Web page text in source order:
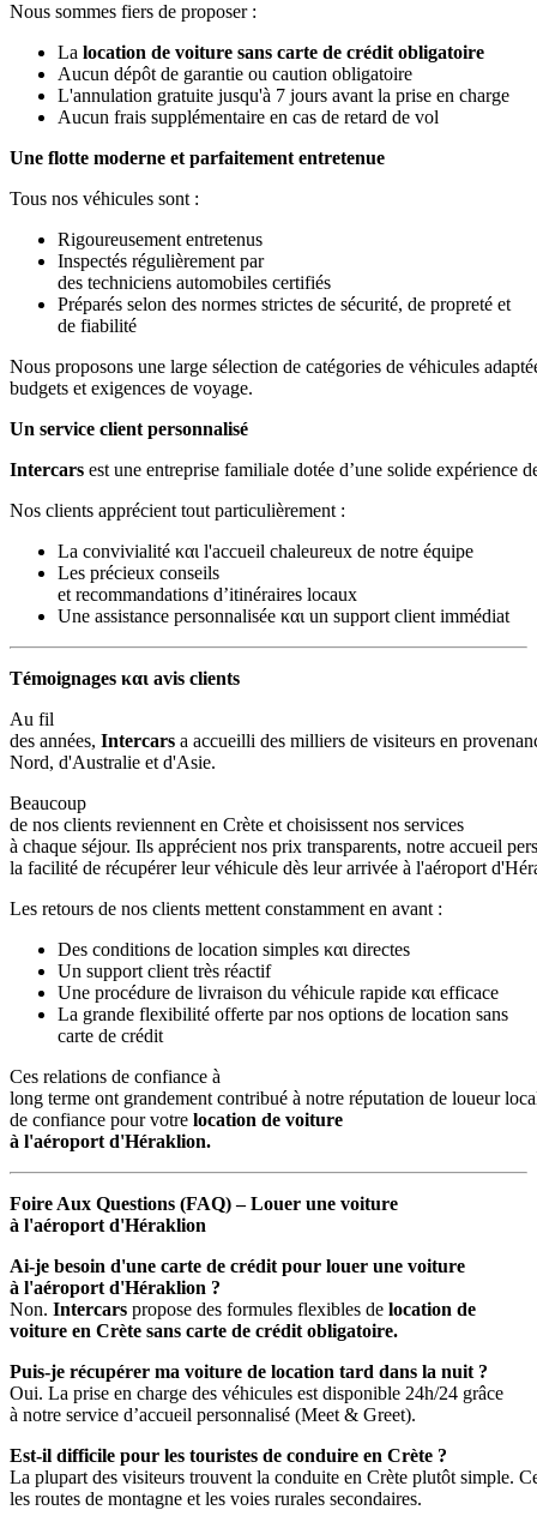
Nous sommes fiers de proposer :
La location de voiture sans carte de crédit obligatoire
Aucun dépôt de garantie ou caution obligatoire
L'annulation gratuite jusqu'à 7 jours avant la prise en charge
Aucun frais supplémentaire en cas de retard de vol
Une flotte moderne et parfaitement entretenue
Tous nos véhicules sont :
Rigoureusement entretenus
Inspectés régulièrement par
des techniciens automobiles certifiés
Préparés selon des normes strictes de sécurité, de propreté et
de fiabilité
Nous proposons une large sélection de catégories de véhicules
budgets et exigences de voyage.
Un service client personnalisé
Intercars est une entreprise familiale dotée d’une solide expérience
Nos clients apprécient tout particulièrement :
La convivialité και l'accueil chaleureux de notre équipe
Les précieux conseils
et recommandations d’itinéraires locaux
Une assistance personnalisée και un support client immédiat
Témoignages και avis clients
Au fil
des années, Intercars a accueilli des milliers de visiteurs en
Nord, d'Australie et d'Asie.
Beaucoup
de nos clients reviennent en Crète et choisissent nos services
à chaque séjour. Ils apprécient nos prix transparents, notre accueil
la facilité de récupérer leur véhicule dès leur arrivée à l'aéroport
Les retours de nos clients mettent constamment en avant :
Des conditions de location simples και directes
Un support client très réactif
Une procédure de livraison du véhicule rapide και efficace
La grande flexibilité offerte par nos options de location sans
carte de crédit
Ces relations de confiance à
long terme ont grandement contribué à notre réputation de loueur
de confiance pour votre location de voiture
à l'aéroport d'Héraklion.
Foire Aux Questions (FAQ) – Louer une voiture
à l'aéroport d'Héraklion
Ai-je besoin d'une carte de crédit pour louer une voiture
à l'aéroport d'Héraklion ?
Non. Intercars propose des formules flexibles de location de
voiture en Crète sans carte de crédit obligatoire.
Puis-je récupérer ma voiture de location tard dans la nuit ?
Oui. La prise en charge des véhicules est disponible 24h/24 grâce
à notre service d’accueil personnalisé (Meet & Greet).
Est-il difficile pour les touristes de conduire en Crète ?
La plupart des visiteurs trouvent la conduite en Crète plutôt simple.
les routes de montagne et les voies rurales secondaires.